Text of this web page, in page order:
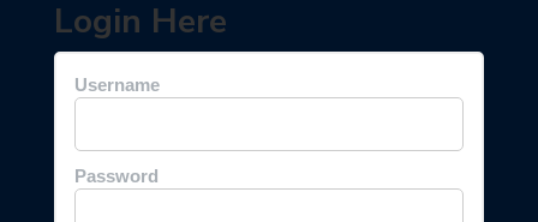
Login Here
Username
Password